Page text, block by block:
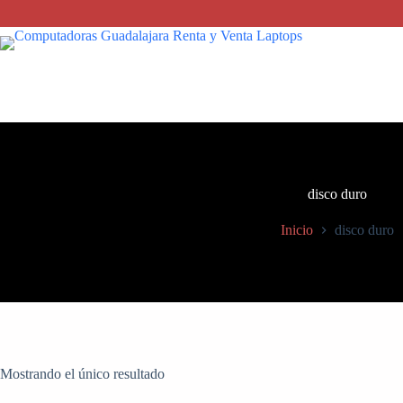
contenido
disco duro
Inicio disco duro
Mostrando el único resultado